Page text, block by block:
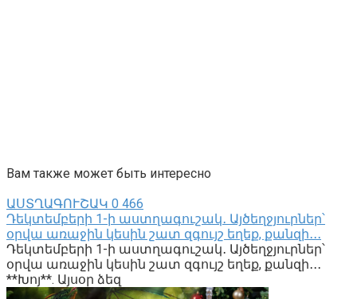
Вам также может быть интересно
ԱՍՏՂԱԳՈՒՇԱԿ 0 466
Դեկտեմբերի 1-ի աստղագուշակ․ Այծեղջյուրներ՝
օրվա առաջին կեսին շատ զգույշ եղեք, քանզի․․․
Դեկտեմբերի 1-ի աստղագուշակ․ Այծեղջյուրներ՝
օրվա առաջին կեսին շատ զգույշ եղեք, քանզի․․․
**Խոյ**. Այսօր ձեզ